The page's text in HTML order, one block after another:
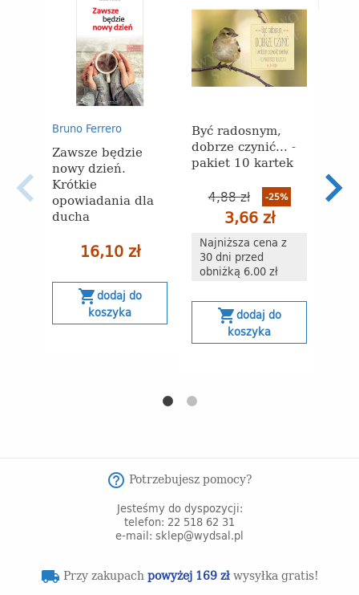
Bruno Ferrero
Zawsze będzie
nowy dzień.
Krótkie
opowiadania dla
ducha
16,10 zł
shopping_cartdodaj do
koszyka
Być radosnym,
dobrze czynić... -
pakiet 10 kartek
4,88 zł -25%
3,66 zł
Najniższa cena z
30 dni przed
obniżką 6.00 zł
shopping_cartdodaj do
koszyka
help_outline Potrzebujesz pomocy?
Jesteśmy do dyspozycji:
telefon: 22 518 62 31
e-mail: sklep@wydsal.pl
local_shipping Przy zakupachpowyżej 169 złwysyłka gratis!